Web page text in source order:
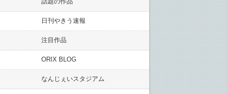
日刊やきう速報
注目作品
ORIX BLOG
なんじぇいスタジアム